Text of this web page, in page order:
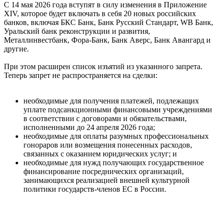
С 14 мая 2026 года вступят в силу изменения в Приложение
XIV, которое будет включать в себя 20 новых российских
банков, включая БКС Банк, Банк Русский Стандарт, WB Банк,
Уральский банк реконструкции и развития,
Металлинвестбанк, Фора-Банк, Банк Аверс, Банк Авангард и
другие.
При этом расширен список изъятий из указанного запрета.
Теперь запрет не распространяется на сделки:
необходимые для получения платежей, подлежащих
уплате подсанкционными финансовыми учреждениями
в соответствии с договорами и обязательствами,
исполненными до 24 апреля 2026 года;
необходимые для оплаты разумных профессиональных
гонораров или возмещения понесенных расходов,
связанных с оказанием юридических услуг; и
необходимые для нужд получающих государственное
финансирование посреднических организаций,
занимающихся реализацией внешней культурной
политики государств-членов ЕС в России.